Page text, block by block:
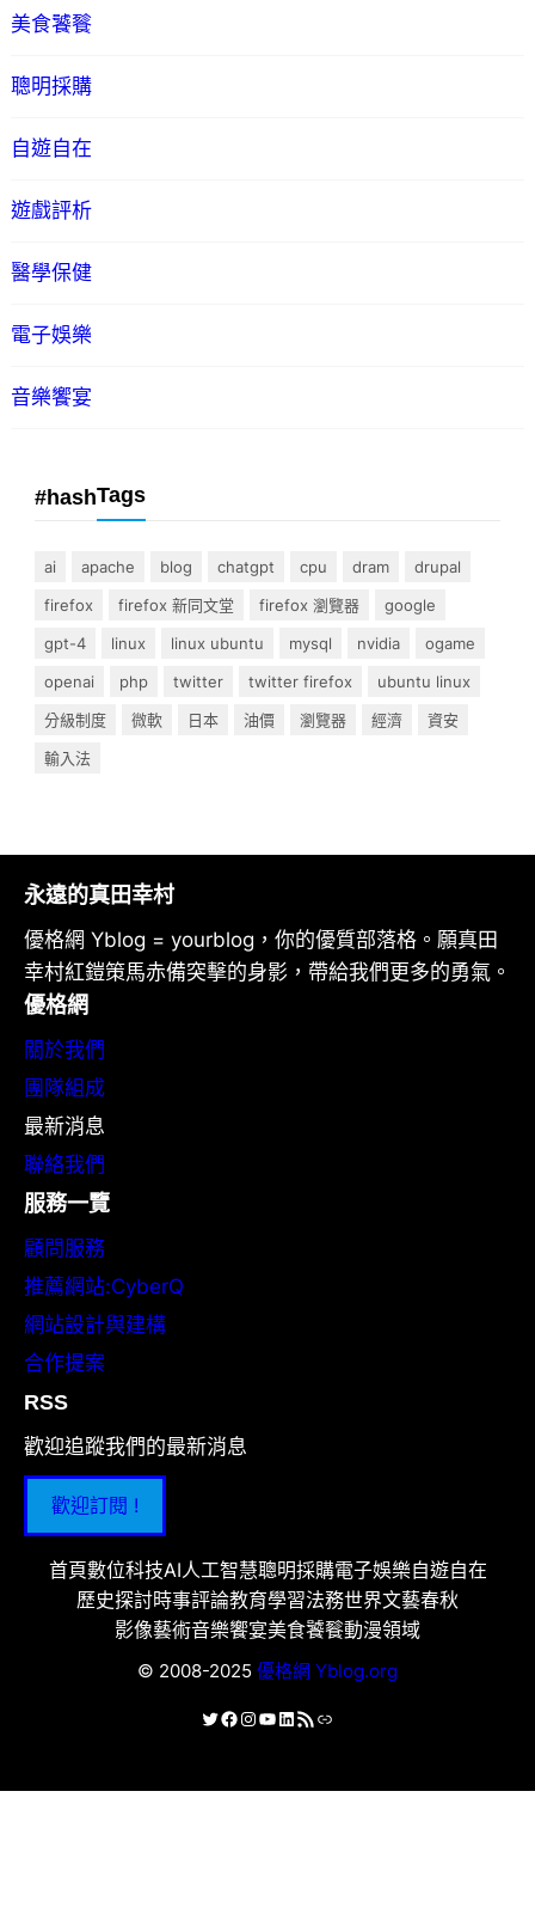
美食饕餮
聰明採購
自遊自在
遊戲評析
醫學保健
電子娛樂
音樂饗宴
#hashTags
ai apache blog chatgpt cpu dram
drupal
firefox
firefox 新同文堂 firefox 瀏覽器
google
gpt-4
linux linux ubuntu mysql nvidia
ogame
openai
php twitter twitter firefox
ubuntu linux
分級制度
微軟 日本 油價 瀏覽器 經濟
資安
輸入法
永遠的真田幸村
優格網 Yblog = yourblog，你的優質部落格。願真田
幸村紅鎧策馬赤備突擊的身影，帶給我們更多的勇氣。
優格網
關於我們
團隊組成
最新消息
聯絡我們
服務一覽
顧問服務
推薦網站:CyberQ
網站設計與建構
合作提案
RSS
歡迎追蹤我們的最新消息
歡迎訂閱 !
首頁數位科技AI人工智慧聰明採購電子娛樂自遊自在
歷史探討時事評論教育學習法務世界文藝春秋
影像藝術音樂饗宴美食饕餮動漫領域
© 2008-2025 優格網 Yblog.org
X Facebook
Instagram
YouTube
LinkedIn
RSS 資訊提供連結